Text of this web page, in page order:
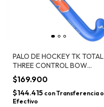
PALO DE HOCKEY TK TOTAL
THREE CONTROL BOW
INDOOR 95% FIBRA DE
VIDRIO AZUL
$169.900
$144.415 conTransferencia o
Efectivo